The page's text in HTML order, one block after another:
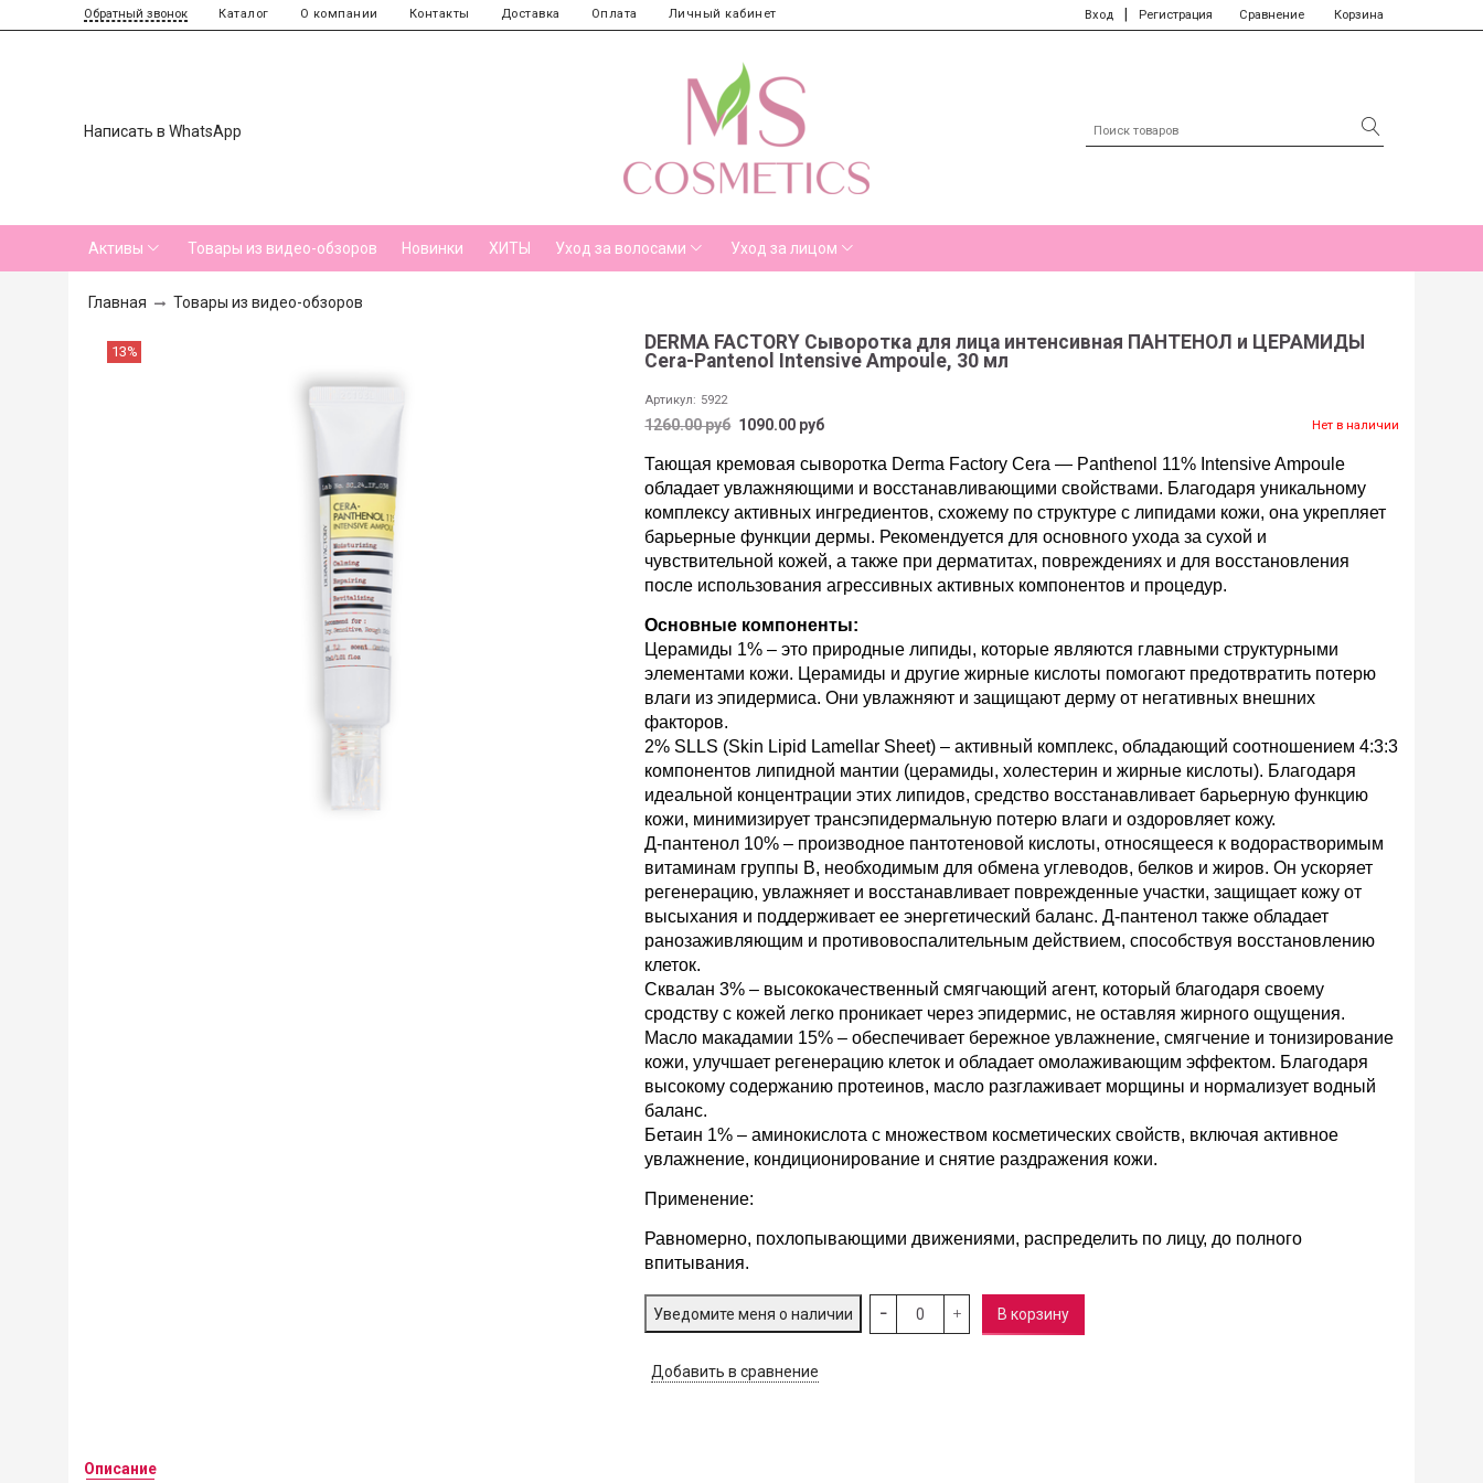
Обратный звонок Каталог О компании Контакты Доставка Оплата Личный кабинет Вход Регистрация Сравнение Корзина
Написать в WhatsApp
Активы Товары из видео-обзоров Новинки ХИТЫ Уход за волосами Уход за лицом
Главная Товары из видео-обзоров
13%
DERMA FACTORY Сыворотка для лица интенсивная ПАНТЕНОЛ и ЦЕРАМИДЫ
Cera-Pantenol Intensive Ampoule, 30 мл
Артикул: 5922
1260.00 руб 1090.00 руб Нет в наличии
Тающая кремовая сыворотка Derma Factory Cera — Panthenol 11% Intensive Ampoule
обладает увлажняющими и восстанавливающими свойствами. Благодаря уникальному
комплексу активных ингредиентов, схожему по структуре с липидами кожи, она укрепляет
барьерные функции дермы. Рекомендуется для основного ухода за сухой и
чувствительной кожей, а также при дерматитах, повреждениях и для восстановления
после использования агрессивных активных компонентов и процедур.
Основные компоненты:
Церамиды 1% – это природные липиды, которые являются главными структурными
элементами кожи. Церамиды и другие жирные кислоты помогают предотвратить потерю
влаги из эпидермиса. Они увлажняют и защищают дерму от негативных внешних
факторов.
2% SLLS (Skin Lipid Lamellar Sheet) – активный комплекс, обладающий соотношением 4:3:3
компонентов липидной мантии (церамиды, холестерин и жирные кислоты). Благодаря
идеальной концентрации этих липидов, средство восстанавливает барьерную функцию
кожи, минимизирует трансэпидермальную потерю влаги и оздоровляет кожу.
Д-пантенол 10% – производное пантотеновой кислоты, относящееся к водорастворимым
витаминам группы В, необходимым для обмена углеводов, белков и жиров. Он ускоряет
регенерацию, увлажняет и восстанавливает поврежденные участки, защищает кожу от
высыхания и поддерживает ее энергетический баланс. Д-пантенол также обладает
ранозаживляющим и противовоспалительным действием, способствуя восстановлению
клеток.
Сквалан 3% – высококачественный смягчающий агент, который благодаря своему
сродству с кожей легко проникает через эпидермис, не оставляя жирного ощущения.
Масло макадамии 15% – обеспечивает бережное увлажнение, смягчение и тонизирование
кожи, улучшает регенерацию клеток и обладает омолаживающим эффектом. Благодаря
высокому содержанию протеинов, масло разглаживает морщины и нормализует водный
баланс.
Бетаин 1% – аминокислота с множеством косметических свойств, включая активное
увлажнение, кондиционирование и снятие раздражения кожи.
Применение:
Равномерно, похлопывающими движениями, распределить по лицу, до полного
впитывания.
Уведомите меня о наличии В корзину
Добавить в сравнение
Описание